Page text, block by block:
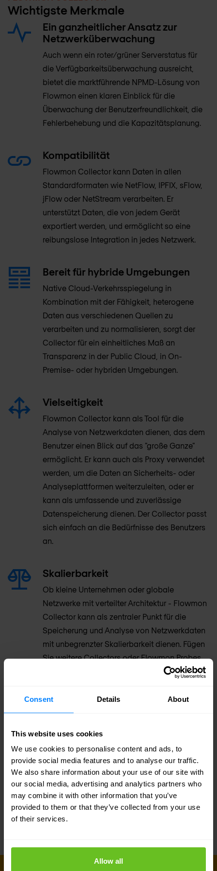
Consent Details About
This website uses cookies
We use cookies to personalise content and ads, to
provide social media features and to analyse our traffic.
We also share information about your use of our site with
our social media, advertising and analytics partners who
may combine it with other information that you’ve
provided to them or that they’ve collected from your use
of their services.
Allow all
Wichtigste Merkmale
Ein ganzheitlicher Ansatz zur
Netzwerküberwachung
Auch wenn ein roter/grüner Serverstatus für
die Verfügbarkeitsüberwachung ausreicht,
bietet die marktführende NPMD-Lösung von
Flowmon einen klaren Einblick für die
Überwachung der Benutzerfreundlichkeit, die
Fehlerbehebung und die Kapazitätsplanung.
Kompatibilität
Flowmon Collector kann Daten in allen
Standardformaten wie NetFlow, IPFIX, sFlow,
jFlow oder NetStream verarbeiten. Er
unterstützt Daten, die von jedem Gerät
exportiert werden, und ermöglicht so eine
reibungslose Integration in jedes Netzwerk.
Bereit für hybride Umgebungen
Native Cloud-Verkehrsspiegelung in
Kombination mit der Fähigkeit, heterogene
Daten aus verschiedenen Quellen zu
verarbeiten und zu normalisieren, sorgt der
Collector für ein einheitliches Maß an
Transparenz in der Public Cloud, in On-
Premise- oder hybriden Umgebungen.
Vielseitigkeit
Flowmon Collector kann als Tool für die
Analyse von Netzwerkdaten dienen, das dem
Benutzer einen Blick auf das "große Ganze"
ermöglicht. Er kann auch als Proxy verwendet
werden, um die Daten an Sicherheits- oder
Analyseplattformen weiterzuleiten, oder er
kann als umfassende und zuverlässige
Datenspeicherung dienen. Der Collector passt
sich einfach an die Bedürfnisse des Benutzers
an.
Skalierbarkeit
Ob kleine Unternehmen oder globale
Netzwerke mit verteilter Architektur - Flowmon
Collector kann als zentraler Punkt für die
Speicherung und Analyse von Netzwerkdaten
mit unbegrenzter Skalierbarkeit dienen. Fügen
Sie weitere Collectors oder Flowmon Probes
für größere Netzwerke hinzu und erhalten Sie
Leistung
Der Collector hat die höchste Leistung in
Flows/s pro Appliance auf dem Markt. Sein
Datenbanksystem ist für eine schnelle
Datenverarbeitung ausgelegt und verfügt über
genügend Speicherplatz für die anfallenden
Datenmengen.